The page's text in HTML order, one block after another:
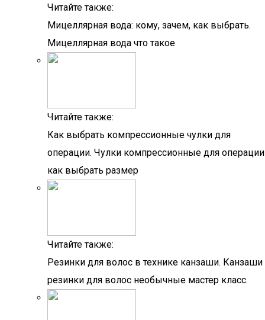
Читайте также:
Мицеллярная вода: кому, зачем, как выбрать.
Мицеллярная вода что такое
Читайте также:
Как выбрать компрессионные чулки для
операции. Чулки компрессионные для операции
как выбрать размер
Читайте также:
Резинки для волос в технике канзаши. Канзаши
резинки для волос необычные мастер класс.